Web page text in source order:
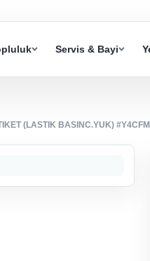
Servis & Bayi
(LASTIK BASINC.YUK)